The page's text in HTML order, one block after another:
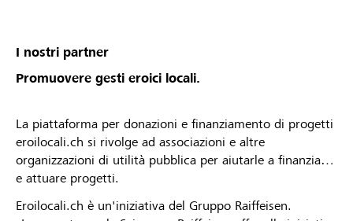
I nostri partner
Promuovere gesti eroici locali.
La piattaforma per donazioni e finanziamento di progetti
eroilocali.ch si rivolge ad associazioni e altre
organizzazioni di utilità pubblica per aiutarle a finanziare
e attuare progetti.
Eroilocali.ch è un'iniziativa del Gruppo Raiffeisen.